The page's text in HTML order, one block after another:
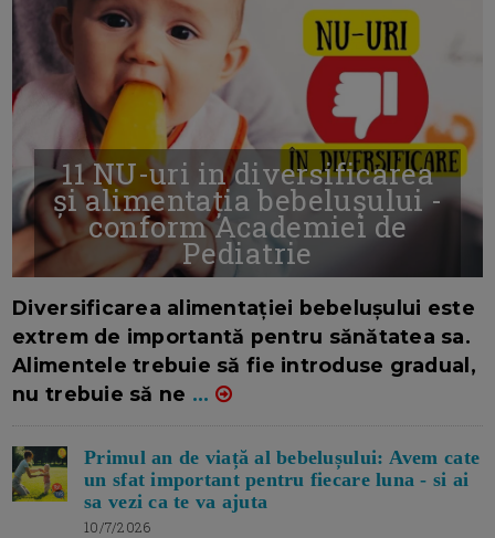
11 NU-uri in diversificarea
și alimentația bebelușului -
conform Academiei de
Pediatrie
Diversificarea alimentației bebelușului este
extrem de importantă pentru sănătatea sa.
Alimentele trebuie să fie introduse gradual,
nu trebuie să ne ...
Primul an de viață al bebelușului: Avem cate
un sfat important pentru fiecare luna - si ai
sa vezi ca te va ajuta
10/7/2026